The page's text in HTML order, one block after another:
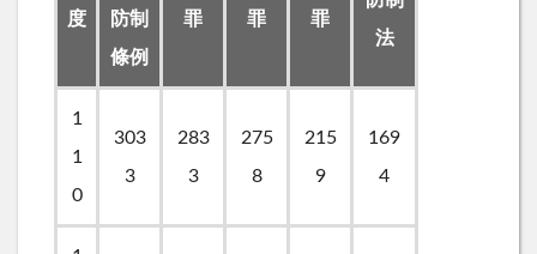
度
防制
條例
罪
罪
罪
法
1
1
0
303
3
283
3
275
8
215
9
169
4